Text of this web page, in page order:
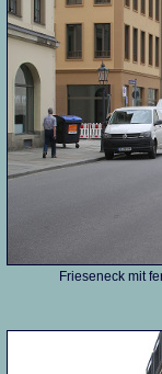
Frieseneck mit